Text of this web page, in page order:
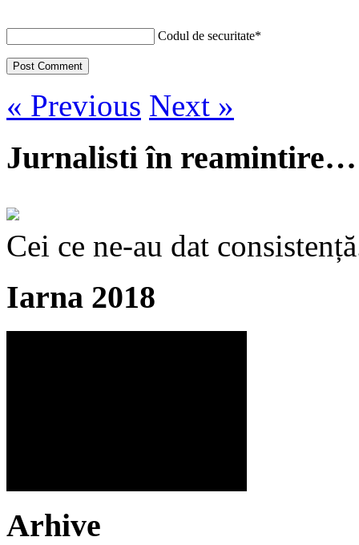
Codul de securitate*
« Previous Next »
Jurnalisti în reamintire…
Cei ce ne-au dat
Iarna 2018
Arhive